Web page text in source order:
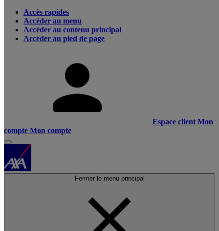
Accès rapides
Accéder au menu
Accéder au contenu principal
Accéder au pied de page
Espace client Mon
compte Mon compte
Fermer le menu principal